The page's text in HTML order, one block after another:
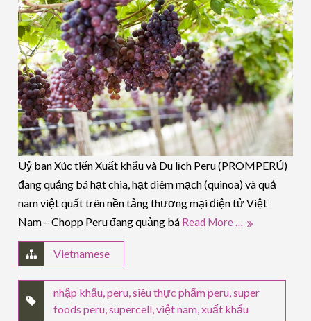
Uỷ ban Xúc tiến Xuất khẩu và Du lịch Peru (PROMPERÚ)
đang quảng bá hạt chia, hạt diêm mạch (quinoa) và quả
nam việt quất trên nền tảng thương mại điện tử Việt
Nam – Chopp Peru đang quảng bá Read More …
Vietnamese
nhập khẩu,peru,siêu thực phẩm peru,super
foods peru,supercell,việt nam,xuất khẩu